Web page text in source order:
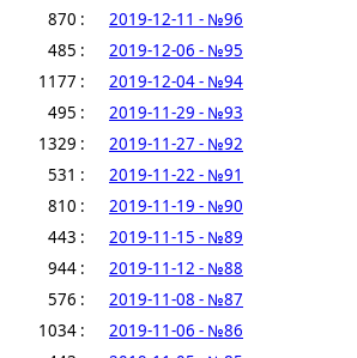
870 :
2019-12-11 - №96
485 :
2019-12-06 - №95
1177 :
2019-12-04 - №94
495 :
2019-11-29 - №93
1329 :
2019-11-27 - №92
531 :
2019-11-22 - №91
810 :
2019-11-19 - №90
443 :
2019-11-15 - №89
944 :
2019-11-12 - №88
576 :
2019-11-08 - №87
1034 :
2019-11-06 - №86